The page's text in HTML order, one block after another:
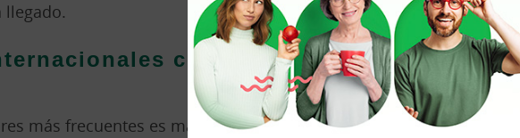
llegado.
con más capacidad de
más frecuentes es mantener precios cerrados durante